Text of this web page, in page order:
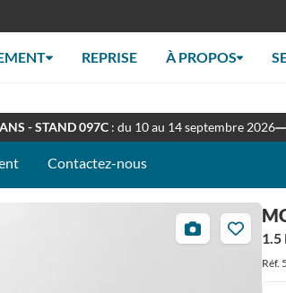
REPRISE À PROPOS
- STAND 097C : du 10 au 14 septembre 2026
Contactez-nous
5
photos
1.5
Réf.